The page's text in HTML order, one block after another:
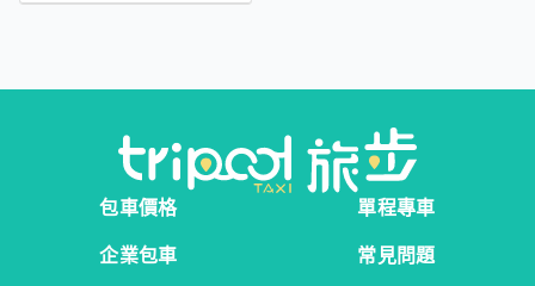
包車價格
單程專車
企業包車
常見問題